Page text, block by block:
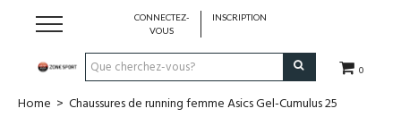
0
CONNECTEZ-
VOUS
INSCRIPTION
Running & Trail
Home > Chaussures de running femme Asics Gel-Cumulus 25